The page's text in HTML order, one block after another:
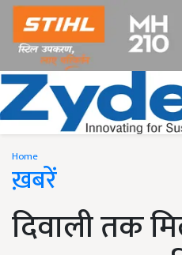
Home
ख़बरें
दिवाली तक